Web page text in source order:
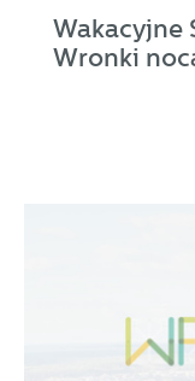
Wakacyjne
Wronki